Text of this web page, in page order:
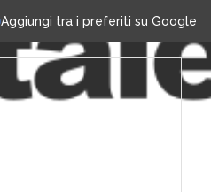
Aggiungi tra i preferiti su Google